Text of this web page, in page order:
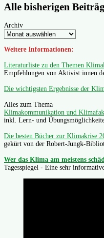
Alle bisherigen
Archiv
Weitere Informationen:
Literaturliste zu den Themen
Empfehlungen von Aktivist:innen
Die wichtigsten Ergebnisse der
Alles zum Thema
Klimakommunikation und
inkl. Lern- und
Die besten Bücher zur Klimakrise
gekürt von der Robert-Jungk-
Wer das Klima am meistens
Tagesspiegel - Eine sehr